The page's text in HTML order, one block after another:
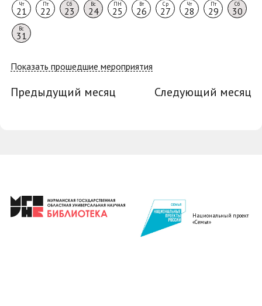
Чт
21
Пт
22
Сб
23
Вс
24
ПН
25
Вт
26
Ср
27
Чт
28
Пт
29
Сб
30
Вс
31
Показать прошедшие мероприятия
Предыдущий месяц Следующий месяц
Национальный проект
«Семья»